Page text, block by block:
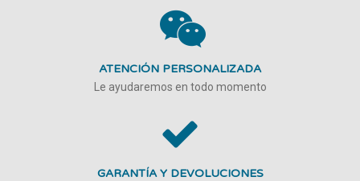
ATENCIÓN PERSONALIZADA
Le ayudaremos en todo momento
GARANTÍA Y DEVOLUCIONES